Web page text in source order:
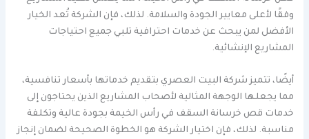
وفقًا لأعلى معايير الجودة والسلامة. لذلك، فإن الشركة تُعد الخيار
الأفضل لمن يبحث عن خدمات احترافية تلبي جميع احتياجات
المشاريع الإنشائية.
أيضًا، تتميز شركة البيت العصري بتقديم خدماتها بأسعار تنافسية،
مما يجعلها الوجهة المثالية لأصحاب المشاريع الذين يحتاجون إلى
خدمات قص خرسانة السقف في رأس الخيمة بجودة عالية وتكلفة
مناسبة. لذلك، فإن اختيار الشركة هو الخطوة الصحيحة لضمان إنجاز